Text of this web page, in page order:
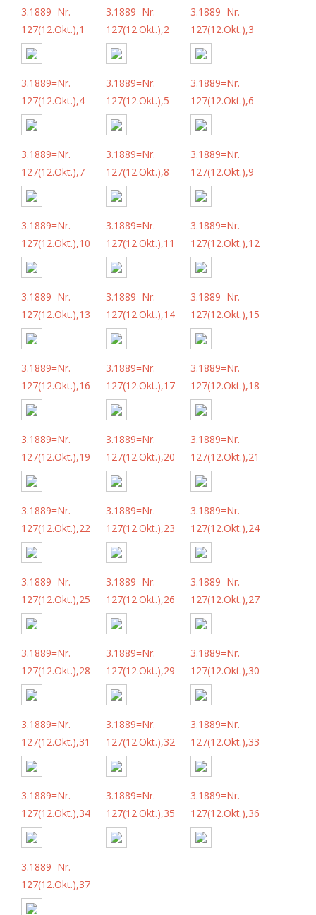
3.1889=Nr.
127(12.Okt.),1
3.1889=Nr.
127(12.Okt.),2
3.1889=Nr.
127(12.Okt.),3
3.1889=Nr.
127(12.Okt.),4
3.1889=Nr.
127(12.Okt.),5
3.1889=Nr.
127(12.Okt.),6
3.1889=Nr.
127(12.Okt.),7
3.1889=Nr.
127(12.Okt.),8
3.1889=Nr.
127(12.Okt.),9
3.1889=Nr.
127(12.Okt.),10
3.1889=Nr.
127(12.Okt.),11
3.1889=Nr.
127(12.Okt.),12
3.1889=Nr.
127(12.Okt.),13
3.1889=Nr.
127(12.Okt.),14
3.1889=Nr.
127(12.Okt.),15
3.1889=Nr.
127(12.Okt.),16
3.1889=Nr.
127(12.Okt.),17
3.1889=Nr.
127(12.Okt.),18
3.1889=Nr.
127(12.Okt.),19
3.1889=Nr.
127(12.Okt.),20
3.1889=Nr.
127(12.Okt.),21
3.1889=Nr.
127(12.Okt.),22
3.1889=Nr.
127(12.Okt.),23
3.1889=Nr.
127(12.Okt.),24
3.1889=Nr.
127(12.Okt.),25
3.1889=Nr.
127(12.Okt.),26
3.1889=Nr.
127(12.Okt.),27
3.1889=Nr.
127(12.Okt.),28
3.1889=Nr.
127(12.Okt.),29
3.1889=Nr.
127(12.Okt.),30
3.1889=Nr.
127(12.Okt.),31
3.1889=Nr.
127(12.Okt.),32
3.1889=Nr.
127(12.Okt.),33
3.1889=Nr.
127(12.Okt.),34
3.1889=Nr.
127(12.Okt.),35
3.1889=Nr.
127(12.Okt.),36
3.1889=Nr.
127(12.Okt.),37